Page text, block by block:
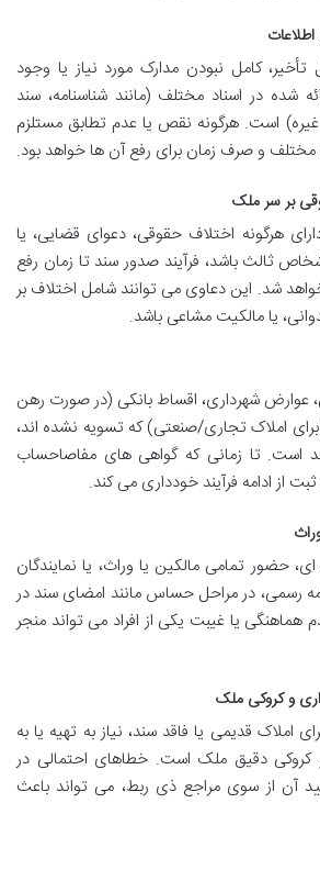
کامل نبودن مدارک مورد نیاز یا وجود
شده در اسناد مختلف (مانند شناسنامه، سند
غیره) است. هرگونه نقص یا عدم تطابق مستلزم
مختلف و صرف زمان برای رفع آن ها خواهد بود.
بر سر ملک
هرگونه اختلاف حقوقی، دعوای قضایی، یا
ثالث باشد، فرآیند صدور سند تا زمان رفع
شد. این دعاوی می توانند شامل اختلاف بر
یا مالکیت مشاعی باشد.
عوارض شهرداری، اقساط بانکی (در صورت رهن
املاک تجاری/صنعتی) که تسویه نشده اند،
است. تا زمانی که گواهی های مفاصاحساب
ثبت از ادامه فرآیند خودداری می کند.
حضور تمامی مالکین یا وراث، یا نمایندگان
رسمی، در مراحل حساس مانند امضای سند در
هماهنگی یا غیبت یکی از افراد می تواند منجر
و کروکی ملک
املاک قدیمی یا فاقد سند، نیاز به تهیه یا به
کروکی دقیق ملک است. خطاهای احتمالی در
آن از سوی مراجع ذی ربط، می تواند باعث